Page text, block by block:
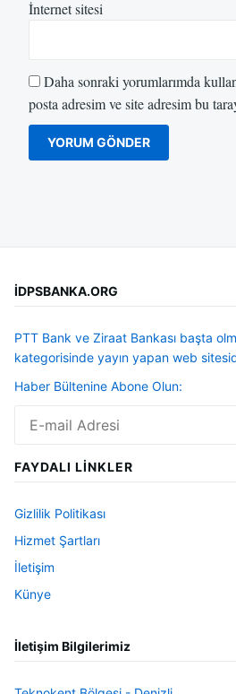
İnternet sitesi
Daha sonraki yorumlarımda
posta adresim ve site adresim bu
İDPSBANKA.ORG
PTT Bank ve Ziraat Bankası başta
kategorisinde yayın yapan web
Haber Bültenine Abone Olun:
FAYDALI LINKLER
Gizlilik Politikası
Hizmet Şartları
İletişim
Künye
İletişim Bilgilerimiz